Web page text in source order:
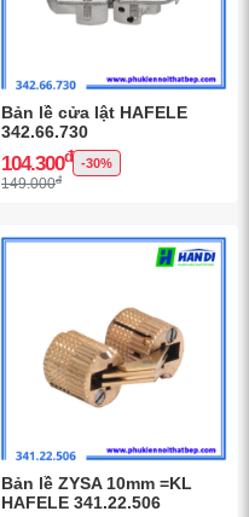
Bản lề cửa lật HAFELE
342.66.730
104.300đ -30%
149.000đ
Bản lề ZYSA 10mm =KL
HAFELE 341.22.506